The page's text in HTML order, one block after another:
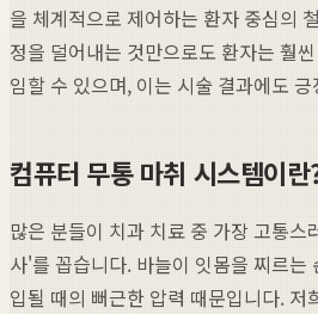
을 체계적으로 제어하는 환자 중심의
정을 덜어내는 것만으로도 환자는 훨
임할 수 있으며, 이는 시술 결과에도
컴퓨터 무통 마취 시스템이란
많은 분들이 치과 치료 중 가장 고통스
사'를 꼽습니다. 바늘이 잇몸을 찌르는
입될 때의 뻐근한 압력 때문입니다. 저